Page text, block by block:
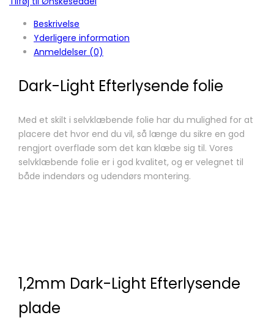
Beskrivelse
Yderligere information
Anmeldelser (0)
Dark-Light Efterlysende folie
Med et skilt i selvklæbende folie har du mulighed for at
placere det hvor end du vil, så længe du sikre en god
rengjort overflade som det kan klæbe sig til. Vores
selvklæbende folie er i god kvalitet, og er velegnet til
både indendørs og udendørs montering.
1,2mm Dark-Light Efterlysende
plade